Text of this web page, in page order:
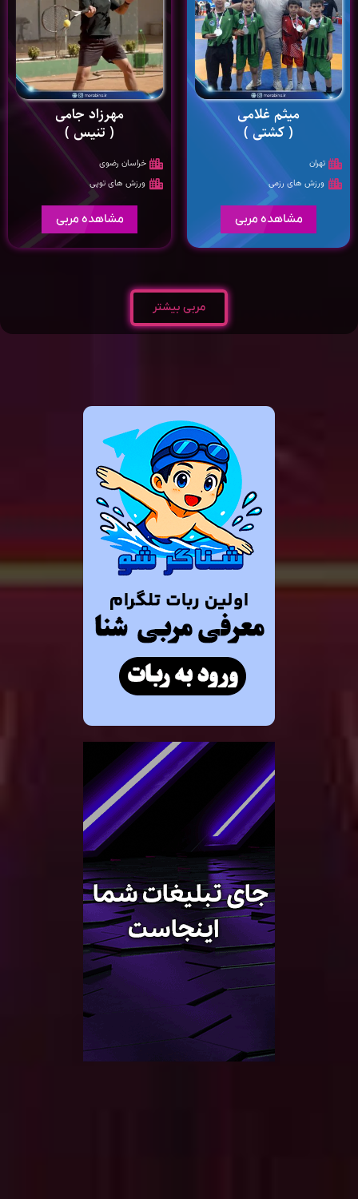
میثم غلامی
( کشتی )
تهران
ورزش های رزمی
مشاهده مربی
مهرزاد جامی
( تنیس )
خراسان رضوی
ورزش های توپی
مشاهده مربی
مربی بیشتر